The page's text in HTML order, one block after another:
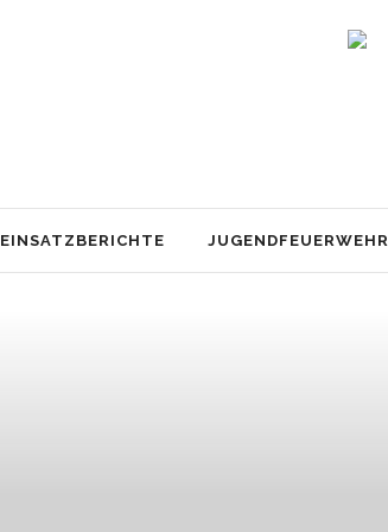
EINSATZBERICHTE JUGENDFEUERWEHR